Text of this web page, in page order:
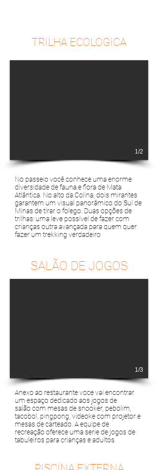
TRILHA ECOLOGICA
1/2
No passeio você conhece uma enorme
diversidade de fauna e flora de Mata
Atlântica. No alto da Colina, dois mirantes
garantem um visual panorâmico do Sul de
Minas de tirar o folego. Duas opções de
trilhas: uma leve possível de fazer com
crianças outra avançada para quem quer
fazer um trekking verdadeiro
SALÃO DE JOGOS
1/3
Anexo ao restaurante voce vai encontrar
um espaço dedicado aos jogos de
salão com mesas de snooker, pebolim,
tacobol, pingpong, videoke com projetor e
mesas de carteado. A equipe de
recreação oferece uma serie de jogos de
tabuleiros para crianças e adultos.